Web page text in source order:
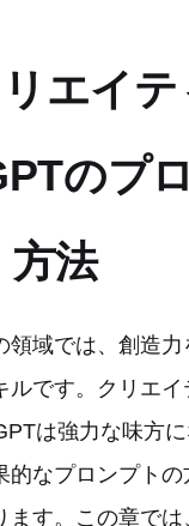
エイ
のプ
方法
領域では、創造力
ルです。クリエイ
は強力な味方
的なプロンプトの
ます。この章では